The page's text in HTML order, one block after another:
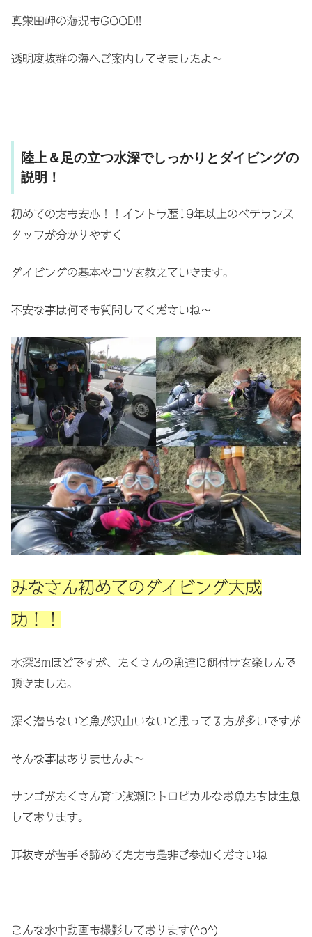
真栄田岬の海況もGOOD!!
透明度抜群の海へご案内してきましたよ〜
陸上＆足の立つ水深でしっかりとダイビングの
説明！
初めての方も安心！！イントラ歴19年以上のベテランス
タッフが分かりやすく
ダイビングの基本やコツを教えていきます。
不安な事は何でも質問してくださいね〜
みなさん初めてのダイビング大成
功！！
水深3mほどですが、たくさんの魚達に餌付けを楽しんで
頂きました。
深く潜らないと魚が沢山いないと思ってる方が多いですが
そんな事はありませんよ〜
サンゴがたくさん育つ浅瀬にトロピカルなお魚たちは生息
しております。
耳抜きが苦手で諦めてた方も是非ご参加くださいね
こんな水中動画も撮影しております(^o^)